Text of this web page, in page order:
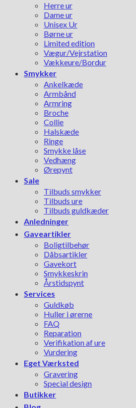
Herre ur
Dame ur
Unisex Ur
Børne ur
Limited edition
Vægur/Vejrstation
Vækkeure/Bordur
Smykker
Ankelkæde
Armbånd
Armring
Broche
Collie
Halskæde
Ringe
Smykke låse
Vedhæng
Ørepynt
Sale
Tilbuds smykker
Tilbuds ure
Tilbuds guldkæder
Anledninger
Gaveartikler
Boligtilbehør
Dåbsartikler
Gavekort
Smykkeskrin
Årstidspynt
Services
Guldkøb
Huller i ørerne
FAQ
Reparation
Verifikation af ure
Vurdering
Eget Værksted
Gravering
Special design
Butikker